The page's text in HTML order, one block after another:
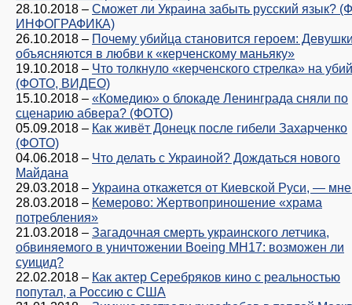
28.10.2018 – Сможет ли Украина забыть русский язык?
ИНФОГРАФИКА)
26.10.2018 – Почему убийца становится героем:
объясняются в любви к «керченскому маньяку»
19.10.2018 – Что толкнуло «керченского стрелка» на
(ФОТО, ВИДЕО)
15.10.2018 – «Комедию» о блокаде Ленинграда сняли по
сценарию абвера? (ФОТО)
05.09.2018 – Как живёт Донецк после гибели Захарченко
(ФОТО)
04.06.2018 – Что делать с Украиной? Дождаться нового
Майдана
29.03.2018 – Украина откажется от Киевской Руси, —
28.03.2018 – Кемерово: Жертвоприношение «храма
потребления»
21.03.2018 – Загадочная смерть украинского летчика,
обвиняемого в уничтожении Boeing MH17: возможен ли
суицид?
22.02.2018 – Как актер Серебряков кино с реальностью
попутал, а Россию с США